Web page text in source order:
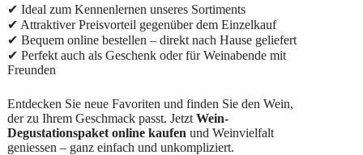
✔ Ideal zum Kennenlernen unseres Sortiments
✔ Attraktiver Preisvorteil gegenüber dem Einzelkauf
✔ Bequem online bestellen – direkt nach Hause geliefert
✔ Perfekt auch als Geschenk oder für Weinabende mit
Freunden
Entdecken Sie neue Favoriten und finden Sie den Wein,
der zu Ihrem Geschmack passt. Jetzt Wein-
Degustationspaket online kaufen und Weinvielfalt
geniessen – ganz einfach und unkompliziert.